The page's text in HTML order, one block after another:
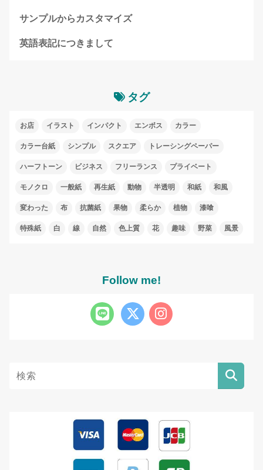
サンプルからカスタマイズ
英語表記につきまして
タグ
お店 イラスト インパクト エンボス カラー
カラー台紙 シンプル スクエア トレーシングペーパー
ハーフトーン ビジネス フリーランス プライベート
モノクロ 一般紙 再生紙 動物 半透明 和紙 和風
変わった 布 抗菌紙 果物 柔らか 植物 漆喰
特殊紙 白 線 自然 色上質 花 趣味 野菜 風景
Follow me!